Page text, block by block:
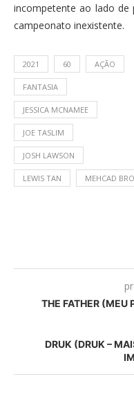
incompetente ao lado de
campeonato inexistente.
2021 60 AÇÃO
FANTASIA
JESSICA MCNAMEE
JOE TASLIM
JOSH LAWSON
LEWIS TAN MEHCAD
THE FATHER (MEU
DRUK (DRUK –